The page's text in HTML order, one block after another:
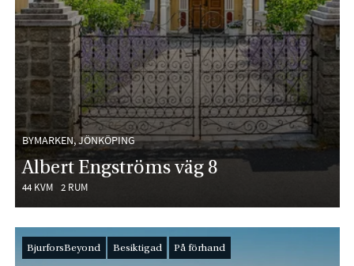
BYMARKEN, JÖNKÖPING
Albert Engströms väg 8
44 KVM 2 RUM
BjurforsBeyond Besiktigad På förhand